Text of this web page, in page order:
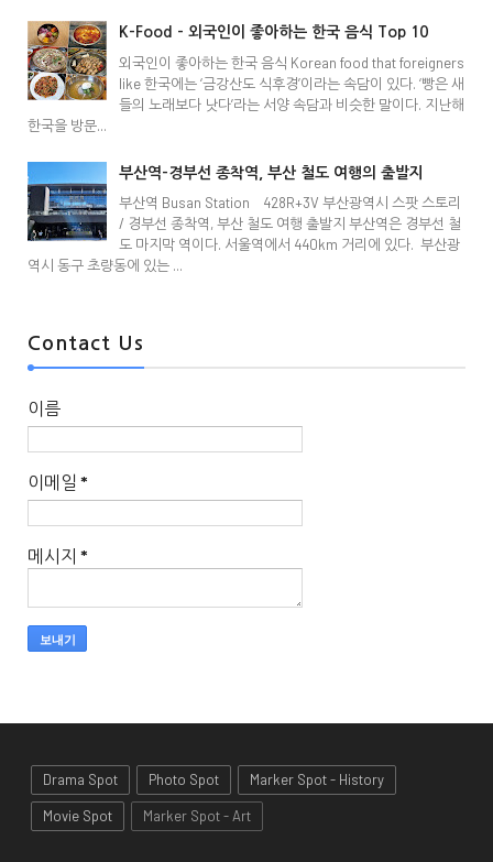
K-Food - 외국인이 좋아하는 한국 음식 Top 10
외국인이 좋아하는 한국 음식 Korean food that foreigners
like 한국에는 ‘금강산도 식후경’이라는 속담이 있다. ‘빵은 새
들의 노래보다 낫다’라는 서양 속담과 비슷한 말이다. 지난해
한국을 방문...
부산역-경부선 종착역, 부산 철도 여행의 출발지
부산역 Busan Station 428R+3V 부산광역시 스팟 스토리
/ 경부선 종착역, 부산 철도 여행 출발지 부산역은 경부선 철
도 마지막 역이다. 서울역에서 440km 거리에 있다. 부산광
역시 동구 초량동에 있는 ...
Contact Us
이름
이메일 *
메시지 *
Drama Spot Photo Spot Marker Spot - History
Movie Spot Marker Spot - Art